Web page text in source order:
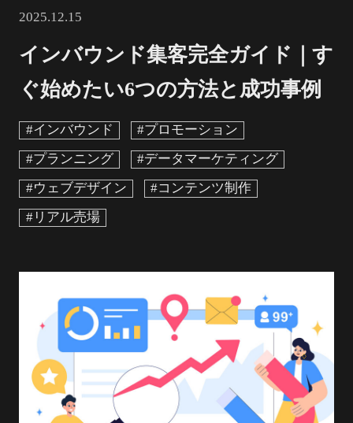
2025.12.15
インバウンド集客完全ガイド｜す
ぐ始めたい6つの方法と成功事例
#インバウンド
#プロモーション
#プランニング
#データマーケティング
#ウェブデザイン
#コンテンツ制作
#リアル売場